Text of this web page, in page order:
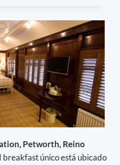
Petworth, Reino
breakfast único está ubicado